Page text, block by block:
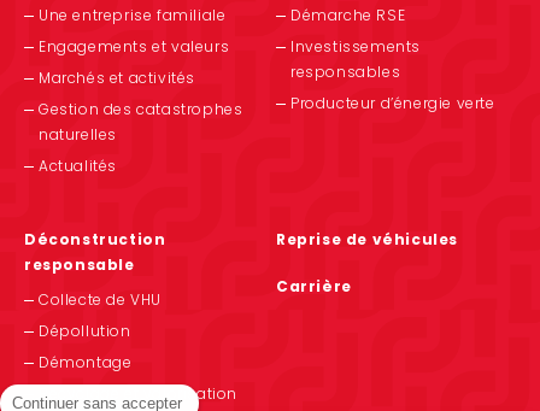
Une entreprise familiale
Engagements et valeurs
Marchés et activités
Gestion des catastrophes
naturelles
Actualités
Démarche RSE
Investissements
responsables
Producteur d’énergie verte
Déconstruction
responsable
Collecte de VHU
Dépollution
Démontage
Recyclage et valorisation
Reprise de véhicules
Carrière
Continuer sans accepter